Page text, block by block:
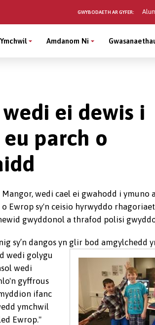
GWYBODAETH AR GYFER:
Ymchwil Amdanom Ni
ei dewis i
parch o
wedi cael ei gwahodd i ymuno
Ewrop sy'n ceisio hyrwyddo
gwyddonol a thrafod polisi
sy’n dangos yn glir bod amgylchedd
wedi golygu
wedi
gyffrous
ifanc
ymchwil
Ewrop."